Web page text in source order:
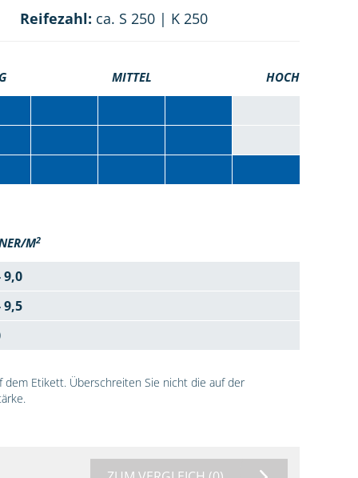
Reifezahl: ca. S 250 | K 250
MITTEL HOCH
M2
9,0
9,5
Etikett. Überschreiten Sie nicht die auf der